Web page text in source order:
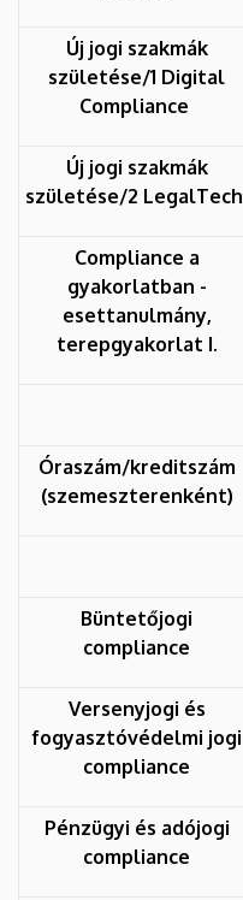
Új jogi szakmák
születése/1 Digital
Compliance
Új jogi szakmák
születése/2 LegalTech
Compliance a
gyakorlatban -
esettanulmány,
terepgyakorlat I.
Óraszám/kreditszám
(szemeszterenként)
Büntetőjogi
compliance
Versenyjogi és
fogyasztóvédelmi jogi
compliance
Pénzügyi és adójogi
compliance